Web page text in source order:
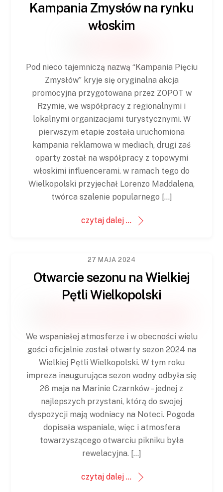
Kampania Zmysłów na rynku
włoskim
Pod nieco tajemniczą nazwą “Kampania Pięciu
Zmysłów” kryje się oryginalna akcja
promocyjna przygotowana przez ZOPOT w
Rzymie, we współpracy z regionalnymi i
lokalnymi organizacjami turystycznymi. W
pierwszym etapie została uruchomiona
kampania reklamowa w mediach, drugi zaś
oparty został na współpracy z topowymi
włoskimi influencerami. w ramach tego do
Wielkopolski przyjechał Lorenzo Maddalena,
twórca szalenie popularnego […]
czytaj dalej ...
27 MAJA 2024
Otwarcie sezonu na Wielkiej
Pętli Wielkopolski
We wspaniałej atmosferze i w obecności wielu
gości oficjalnie został otwarty sezon 2024 na
Wielkiej Pętli Wielkopolski. W tym roku
impreza inaugurująca sezon wodny odbyła się
26 maja na Marinie Czarnków – jednej z
najlepszych przystani, którą do swojej
dyspozycji mają wodniacy na Noteci. Pogoda
dopisała wspaniale, więc i atmosfera
towarzyszącego otwarciu pikniku była
rewelacyjna. […]
czytaj dalej ...